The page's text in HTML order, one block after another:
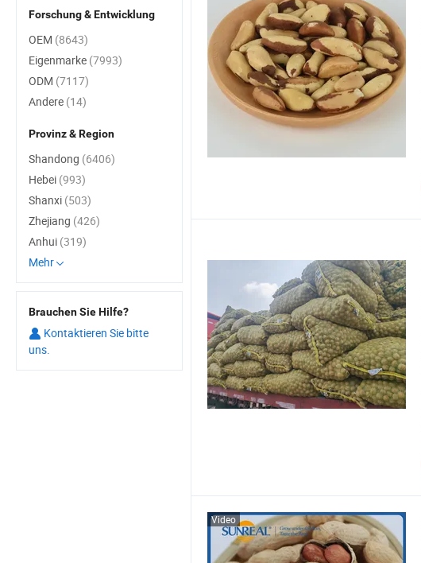
Video
Forschung & Entwicklung
OEM (8643)
Eigenmarke (7993)
ODM (7117)
Andere (14)
Provinz & Region
Shandong (6406)
Hebei (993)
Shanxi (503)
Zhejiang (426)
Anhui (319)
Mehr
Brauchen Sie Hilfe?
Kontaktieren Sie bitte
uns.